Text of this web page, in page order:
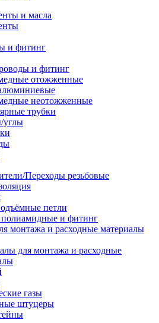
и масла
и фитинг
и фитинг
отожженные
неотожженные
трубки
углы
Переходы резьбовые
петли
и фитинг
монтажа и расходные материалы
для монтажа и расходные
газы
штуцеры